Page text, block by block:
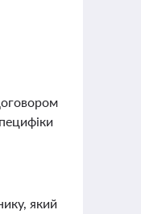
який